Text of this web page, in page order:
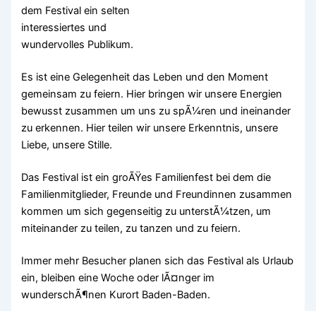
dem Festival ein selten
interessiertes und
wundervolles Publikum.
Es ist eine Gelegenheit das Leben und den Moment
gemeinsam zu feiern. Hier bringen wir unsere Energien
bewusst zusammen um uns zu spÃ¼ren und ineinander
zu erkennen. Hier teilen wir unsere Erkenntnis, unsere
Liebe, unsere Stille.
Das Festival ist ein groÃŸes Familienfest bei dem die
Familienmitglieder, Freunde und Freundinnen zusammen
kommen um sich gegenseitig zu unterstÃ¼tzen, um
miteinander zu teilen, zu tanzen und zu feiern.
Immer mehr Besucher planen sich das Festival als Urlaub
ein, bleiben eine Woche oder lÃ¤nger im
wunderschÃ¶nen Kurort Baden-Baden.